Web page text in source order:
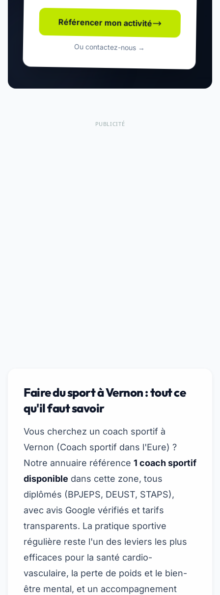
Référencer mon activité
Ou contactez-nous →
PUBLICITÉ
Faire du sport à Vernon : tout ce
qu'il faut savoir
Vous cherchez un coach sportif à
Vernon (Coach sportif dans l'Eure) ?
Notre annuaire référence 1 coach sportif
disponible dans cette zone, tous
diplômés (BPJEPS, DEUST, STAPS),
avec avis Google vérifiés et tarifs
transparents. La pratique sportive
régulière reste l'un des leviers les plus
efficaces pour la santé cardio-
vasculaire, la perte de poids et le bien-
être mental, et un accompagnement